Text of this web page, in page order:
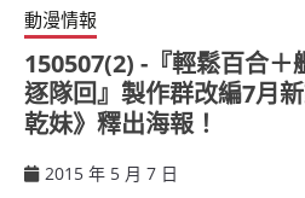
動漫情報
150507(2) -『輕鬆百合
逐隊回』製作群改編7月
乾妹》釋出海報！
2015 年 5 月 7 日